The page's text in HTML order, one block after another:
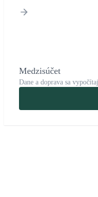
Medzisúčet
Dane a doprava sa